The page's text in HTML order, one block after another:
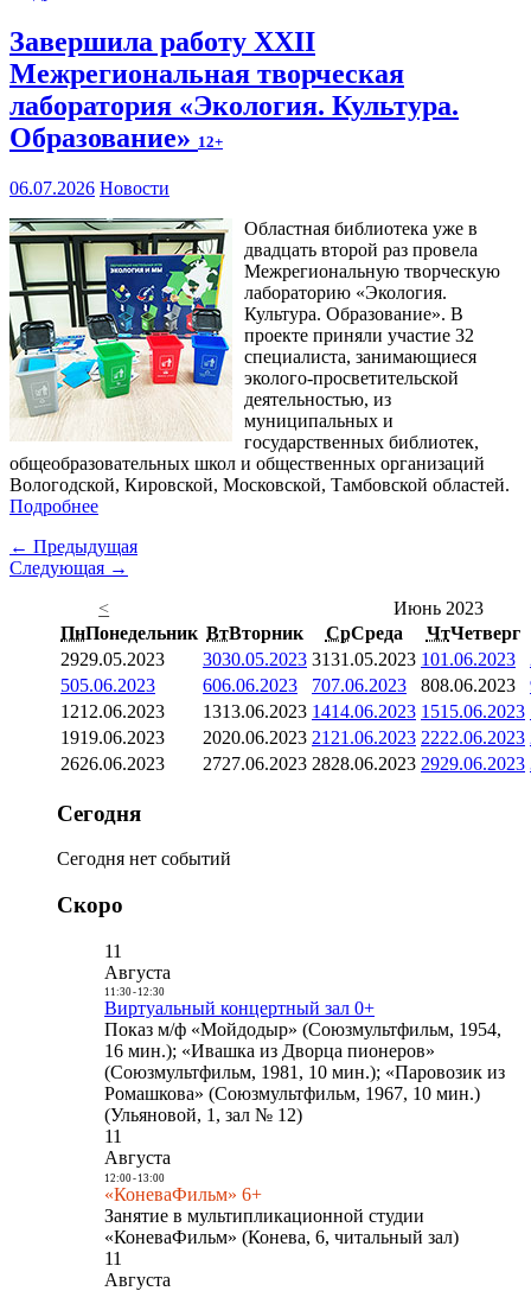
Завершила работу XXII
Межрегиональная творческая
лаборатория «Экология. Культура.
Образование» 12+
06.07.2026 Новости
Областная библиотека уже в
двадцать второй раз провела
Межрегиональную творческую
лабораторию «Экология.
Культура. Образование». В
проекте приняли участие 32
специалиста, занимающиеся
эколого-просветительской
деятельностью, из
муниципальных и
государственных библиотек,
общеобразовательных школ и общественных организаций
Вологодской, Кировской, Московской, Тамбовской областей.
Подробнее
← Предыдущая
Следующая →
<
Июнь 2023
ПнПонедельник ВтВторник СрСреда ЧтЧетверг
2929.05.2023 3030.05.2023 3131.05.2023 101.06.2023
505.06.2023 606.06.2023 707.06.2023 808.06.2023
1212.06.2023 1313.06.2023 1414.06.2023 1515.06.2023
1919.06.2023 2020.06.2023 21 21.06.2023 2222.06.2023
2626.06.2023 2727.06.2023 2828.06.2023 2929.06.2023
Сегодня
Сегодня нет событий
Скоро
11
Августа
11:30- 12:30
Виртуальный концертный зал 0+
Показ м/ф «Мойдодыр» (Союзмультфильм, 1954,
16 мин.); «Ивашка из Дворца пионеров»
(Союзмультфильм, 1981, 10 мин.); «Паровозик из
Ромашкова» (Союзмультфильм, 1967, 10 мин.)
(Ульяновой, 1, зал № 12)
11
Августа
12:00- 13:00
«КоневаФильм» 6+
Занятие в мультипликационной студии
«КоневаФильм» (Конева, 6, читальный зал)
11
Августа